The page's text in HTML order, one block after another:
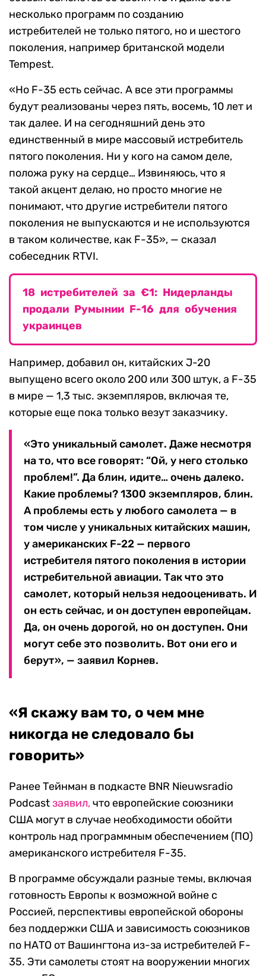
несколько программ по созданию
истребителей не только пятого, но и шестого
поколения, например британской модели
Tempest.
«Но F-35 есть сейчас. А все эти программы
будут реализованы через пять, восемь, 10 лет и
так далее. И на сегодняшний день это
единственный в мире массовый истребитель
пятого поколения. Ни у кого на самом деле,
положа руку на сердце… Извиняюсь, что я
такой акцент делаю, но просто многие не
понимают, что другие истребители пятого
поколения не выпускаются и не используются
в таком количестве, как F-35», — сказал
собеседник RTVI.
18 истребителей за €1: Нидерланды
продали Румынии F-16 для обучения
украинцев
Например, добавил он, китайских J-20
выпущено всего около 200 или 300 штук, а F-35
в мире — 1,3 тыс. экземпляров, включая те,
которые еще пока только везут заказчику.
«Это уникальный самолет. Даже несмотря
на то, что все говорят: “Ой, у него столько
проблем!”. Да блин, идите… очень далеко.
Какие проблемы? 1300 экземпляров, блин.
А проблемы есть у любого самолета — в
том числе у уникальных китайских машин,
у американских F-22 — первого
истребителя пятого поколения в истории
истребительной авиации. Так что это
самолет, который нельзя недооценивать. И
он есть сейчас, и он доступен европейцам.
Да, он очень дорогой, но он доступен. Они
могут себе это позволить. Вот они его и
берут», — заявил Корнев.
«Я скажу вам то, о чем мне
никогда не следовало бы
говорить»
Ранее Тейнман в подкасте BNR Nieuwsradio
Podcastзаявил,что европейские союзники
США могут в случае необходимости обойти
контроль над программным обеспечением (ПО)
американского истребителя F-35.
В программе обсуждали разные темы, включая
готовность Европы к возможной войне с
Россией, перспективы европейской обороны
без поддержки США и зависимость союзников
по НАТО от Вашингтона из-за истребителей F-
35. Эти самолеты стоят на вооружении многих